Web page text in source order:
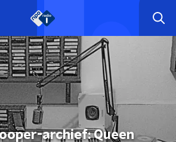
archief: Queen